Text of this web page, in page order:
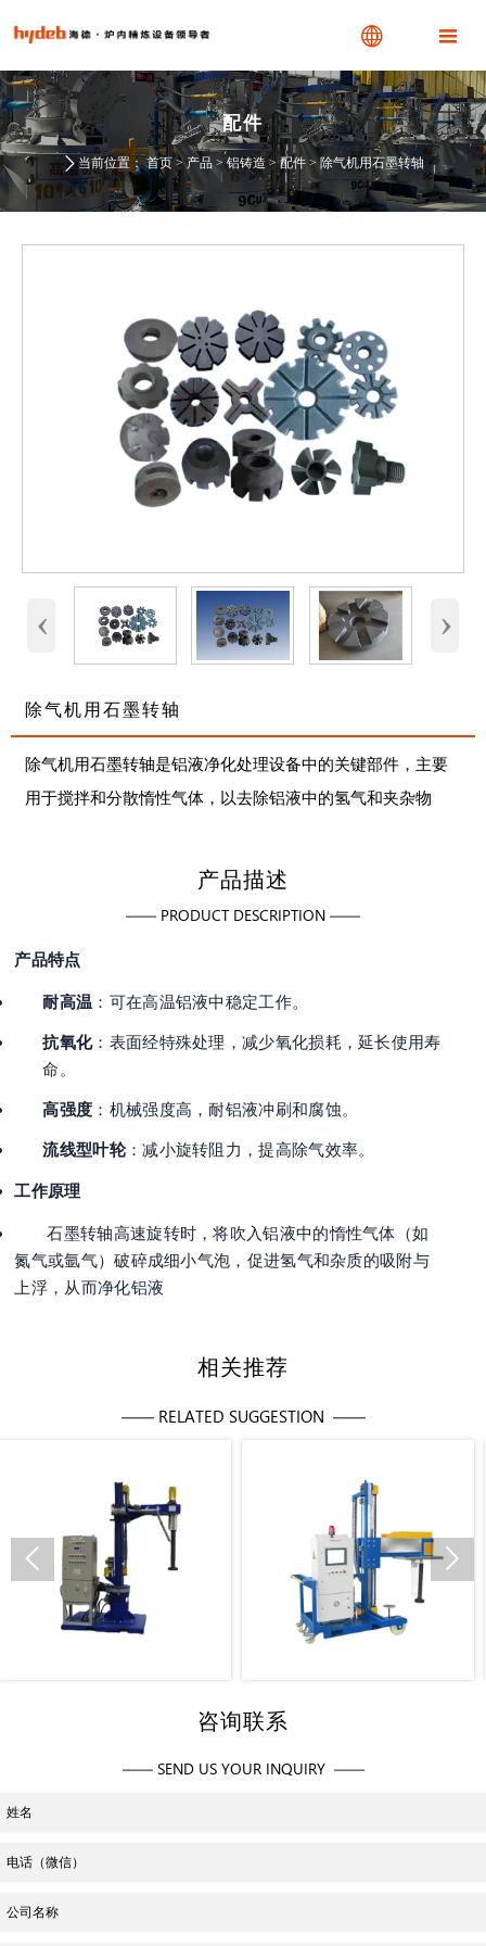
 
配件
当前位置：首页 >产品 >铝铸造>配件 >除气机用石墨转轴
‹ ›
除气机用石墨转轴
除气机用石墨转轴是铝液净化处理设备中的关键部件，主要
用于搅拌和分散惰性气体，以去除铝液中的氢气和夹杂物
产品描述
—— PRODUCT DESCRIPTION ——
产品特点
耐高温 ：可在高温铝液中稳定工作。
抗氧化：表面经特殊处理，减少氧化损耗，延长使用寿
命 。
高强度 ：机械强度高，耐铝液冲刷和腐蚀。
流线型叶轮：减小旋转阻力，提高除气效率。
工作原理
石墨转轴高速旋转时，将吹入铝液中的惰性气体（如
氮气或氩气）破碎成细小气泡，促进氢气和杂质的吸附与
上浮，从而净化铝液
相关推荐
—— RELATED SUGGESTION ——
 
咨询联系
—— SEND US YOUR INQUIRY ——